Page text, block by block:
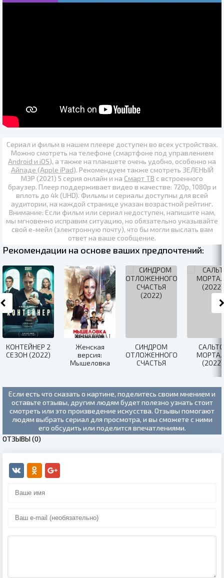
Сериал и фильм в нашем плеере доступен во всех устройствах.
Можно смотреть на телефоне (смартфоне под управлением
Android и iOS), а также на планшете очень удобно, особенно на
Айпаде (Apple iPad). Рекомендуем также смотреть ЗЕЛЕНЫЙ
МЭР (2021) 5 серия онлайн и на Смарт ТВ с встроенного
браузер. Плеер поддерживает видео в качестве: 720p, 1080p и
вплоть до 4k (UHD). Фильмы и сериалы доступны для всей
аудитории, на каждой странице указан возрастной рейтинг.
Внимание: Если фильм или сериал недоступен, напишите нам,
мы мгновенно исправим ситуацию, но обязательно указывайте
свой е-мейл (электронную почту), что бы могли выслать вам
ответ на ваше сообщение.
Рекомендации на основе ваших предпочтений:
КОНТЕЙНЕР 2
СЕЗОН (2022)
Женская
версия:
Мышеловка
СИНДРОМ
ОТЛОЖЕННОГО
СЧАСТЬЯ
(2022)
Если есть что сказать о картине, поделитесь своим мнением и
оставьте отзывы, другим людям будет полезно узнать стоит
смотреть или это произведение искусства. Отзывы помогают
людям выбрать сериал для просмотра, и вы сможете с ними
его обсудить или поделится впечатлениями.
ОТЗЫВЫ (0)